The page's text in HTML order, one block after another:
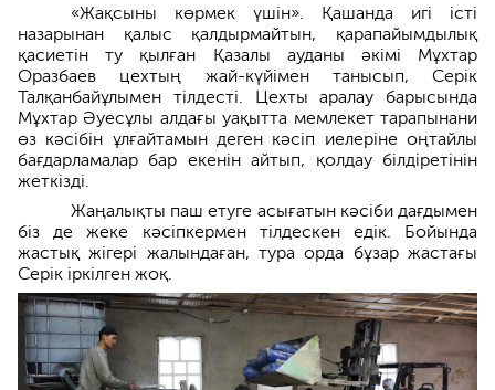
«Жақсыны көрмек үшін». Қашанда игі істі
назарынан қалыс қалдырмайтын, қарапайымдылық
қасиетін ту қылған Қазалы ауданы әкімі Мұхтар
Оразбаев цехтың жай-күйімен танысып, Серік
Талқанбайұлымен тілдесті. Цехты аралау барысында
Мұхтар Әуесұлы алдағы уақытта мемлекет тарапынани
өз кәсібін ұлғайтамын деген кәсіп иелеріне оңтайлы
бағдарламалар бар екенін айтып, қолдау білдіретінін
жеткізді.
Жаңалықты паш етуге асығатын кәсіби дағдымен
біз де жеке кәсіпкермен тілдескен едік. Бойында
жастық жігері жалындаған, тура орда бұзар жастағы
Серік іркілген жоқ.